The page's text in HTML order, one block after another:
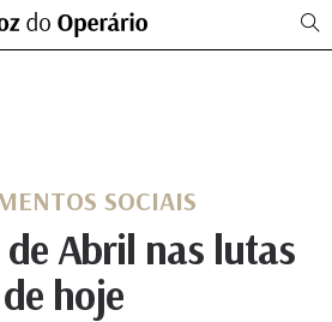
SOCIAIS
Abril nas lutas
de hoje